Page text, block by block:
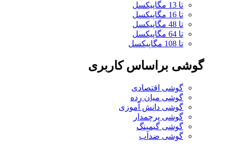
تا 13 مگاپیکسل
تا 16 مگاپیکسل
تا 48 مگاپیکسل
تا 64 مگاپیکسل
تا 108 مگاپیکسل
گوشی براساس کاربری
گوشی اقتصادی
گوشی میان رده
گوشی دانش آموزی
گوشی پرچمدار
گوشی گیمینگ
گوشی ضدآب